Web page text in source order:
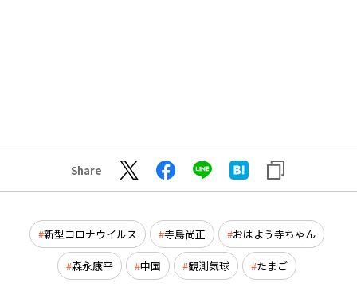
Share
新型コロナウイルス 寺島尚正 おはよう寺ちゃん
森永康平 中国 観測気球 たまご